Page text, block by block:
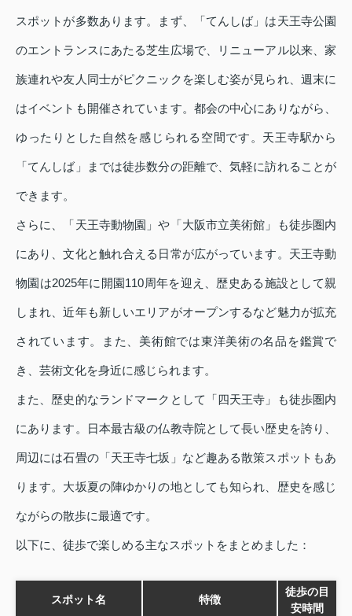
スポットが多数あります。まず、「てんしば」は天王寺公園
のエントランスにあたる芝生広場で、リニューアル以来、家
族連れや友人同士がピクニックを楽しむ姿が見られ、週末に
はイベントも開催されています。都会の中心にありながら、
ゆったりとした自然を感じられる空間です。天王寺駅から
「てんしば」までは徒歩数分の距離で、気軽に訪れることが
できます。
さらに、「天王寺動物園」や「大阪市立美術館」も徒歩圏内
にあり、文化と触れ合える日常が広がっています。天王寺動
物園は2025年に開園110周年を迎え、歴史ある施設として親
しまれ、近年も新しいエリアがオープンするなど魅力が拡充
されています。また、美術館では東洋美術の名品を鑑賞で
き、芸術文化を身近に感じられます。
また、歴史的なランドマークとして「四天王寺」も徒歩圏内
にあります。日本最古級の仏教寺院として長い歴史を誇り、
周辺には石畳の「天王寺七坂」など趣ある散策スポットもあ
ります。大坂夏の陣ゆかりの地としても知られ、歴史を感じ
ながらの散歩に最適です。
以下に、徒歩で楽しめる主なスポットをまとめました：
スポット名 特徴
徒歩の目
安時間